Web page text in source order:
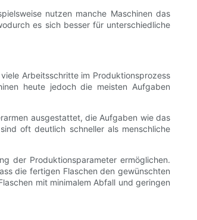
nutzen manche Maschinen das
es sich besser für unterschiedliche
Arbeitsschritte im Produktionsprozess
heute jedoch die meisten Aufgaben
ausgestattet, die Aufgaben wie das
oft deutlich schneller als menschliche
der Produktionsparameter ermöglichen.
die fertigen Flaschen den gewünschten
mit minimalem Abfall und geringen